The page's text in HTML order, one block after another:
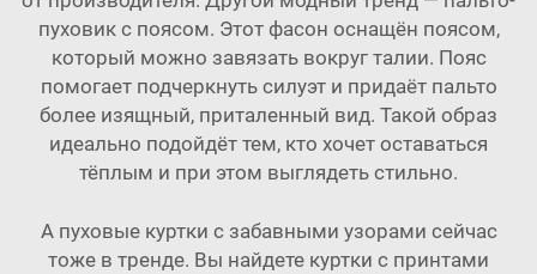
пуховик с поясом. Этот фасон оснащён поясом,
который можно завязать вокруг талии. Пояс
помогает подчеркнуть силуэт и придаёт пальто
более изящный, приталенный вид. Такой образ
идеально подойдёт тем, кто хочет оставаться
тёплым и при этом выглядеть стильно.
А пуховые куртки с забавными узорами сейчас
тоже в тренде. Вы найдете куртки с принтами